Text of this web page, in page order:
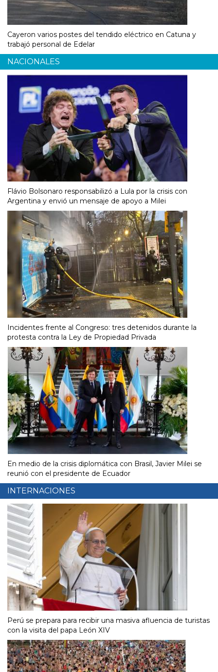
Cayeron varios postes del tendido eléctrico en Catuna y
trabajó personal de Edelar
NACIONALES
Flávio Bolsonaro responsabilizó a Lula por la crisis con
Argentina y envió un mensaje de apoyo a Milei
Incidentes frente al Congreso: tres detenidos durante la
protesta contra la Ley de Propiedad Privada
En medio de la crisis diplomática con Brasil, Javier Milei se
reunió con el presidente de Ecuador
INTERNACIONES
Perú se prepara para recibir una masiva afluencia de turistas
con la visita del papa León XIV